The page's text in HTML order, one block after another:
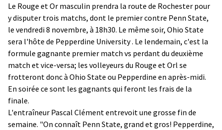
Le Rouge et Or masculin prendra la route de Rochester pour
y disputer trois matchs, dont le premier contre Penn State,
le vendredi 8 novembre, à 18h30. Le même soir, Ohio State
sera l'hôte de Pepperdine University . Le lendemain, c'est la
formule gagnante premier match vs perdant du deuxième
match et vice-versa; les volleyeurs du Rouge et Orl se
frotteront donc à Ohio State ou Pepperdine en après-midi.
En soirée ce sont les gagnants qui feront les frais de la
finale.
L'entraîneur Pascal Clément entrevoit une grosse fin de
semaine. "On connaît Penn State, grand et gros! Pepperdine,